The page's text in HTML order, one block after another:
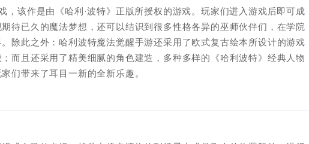
，该作是由《哈利·波特》正版所授权的游戏。玩家们进入游戏后即可成
待已久的魔法梦想，还可以结识到很多性格各异的巫师伙伴们，在学院
除此之外：哈利波特魔法觉醒手游还采用了欧式复古绘本所设计的游戏
而且还采用了精美细腻的角色建造，多种多样的《哈利波特》经典人物
们带来了耳目一新的全新乐趣。